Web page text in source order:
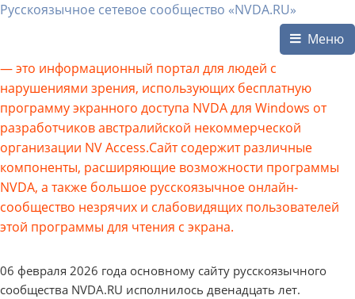
Русскоязычное сетевое сообщество «NVDA.RU»
Меню
— это информационный портал для людей с
нарушениями зрения, использующих бесплатную
программу экранного доступа NVDA для Windows от
разработчиков австралийской некоммерческой
организации NV Access.Сайт содержит различные
компоненты, расширяющие возможности программы
NVDA, а также большое русскоязычное онлайн-
сообщество незрячих и слабовидящих пользователей
этой программы для чтения с экрана.
06 февраля 2026 года основному сайту русскоязычного
сообщества NVDA.RU исполнилось двенадцать лет.